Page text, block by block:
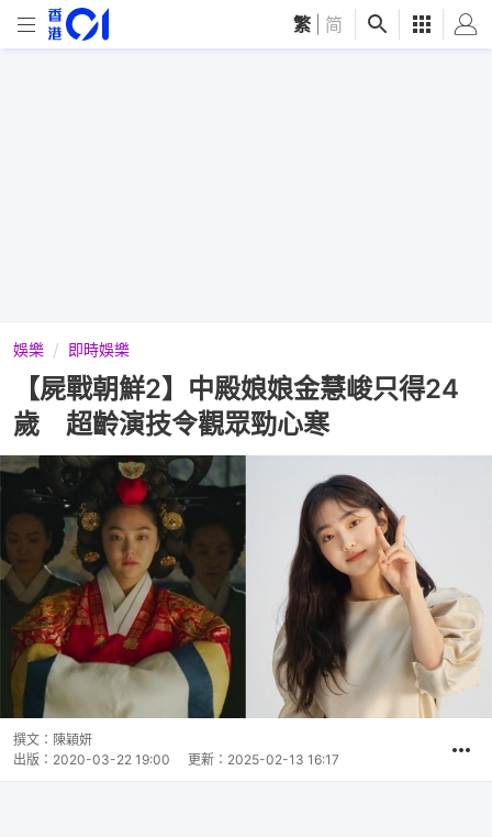
繁 简
娛樂 即時娛樂
【屍戰朝鮮2】中殿娘娘金慧峻只得24
歲 超齡演技令觀眾勁心寒
撰文： 陳穎妍
出版： 2020-03-22 19:00 更新： 2025-02-13 16:17